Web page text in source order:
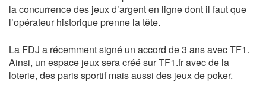
la concurrence des jeux d’argent en ligne dont il faut que
l’opérateur historique prenne la tête.
La FDJ a récemment signé un accord de 3 ans avec TF1.
Ainsi, un espace jeux sera créé sur TF1.fr avec de la
loterie, des paris sportif mais aussi des jeux de poker.